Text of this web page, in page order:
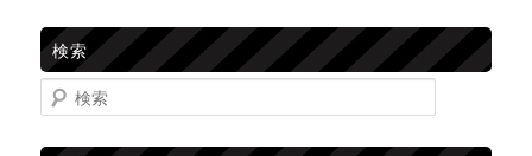
検索
検索